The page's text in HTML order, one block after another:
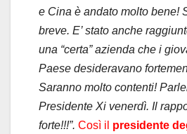
e Cina è andato molto bene!
breve. E’ stato anche
una “certa” azienda che i
Paese desideravano
Saranno molto contenti!
Presidente Xi venerdì. Il
forte!!!”. Così il presidente